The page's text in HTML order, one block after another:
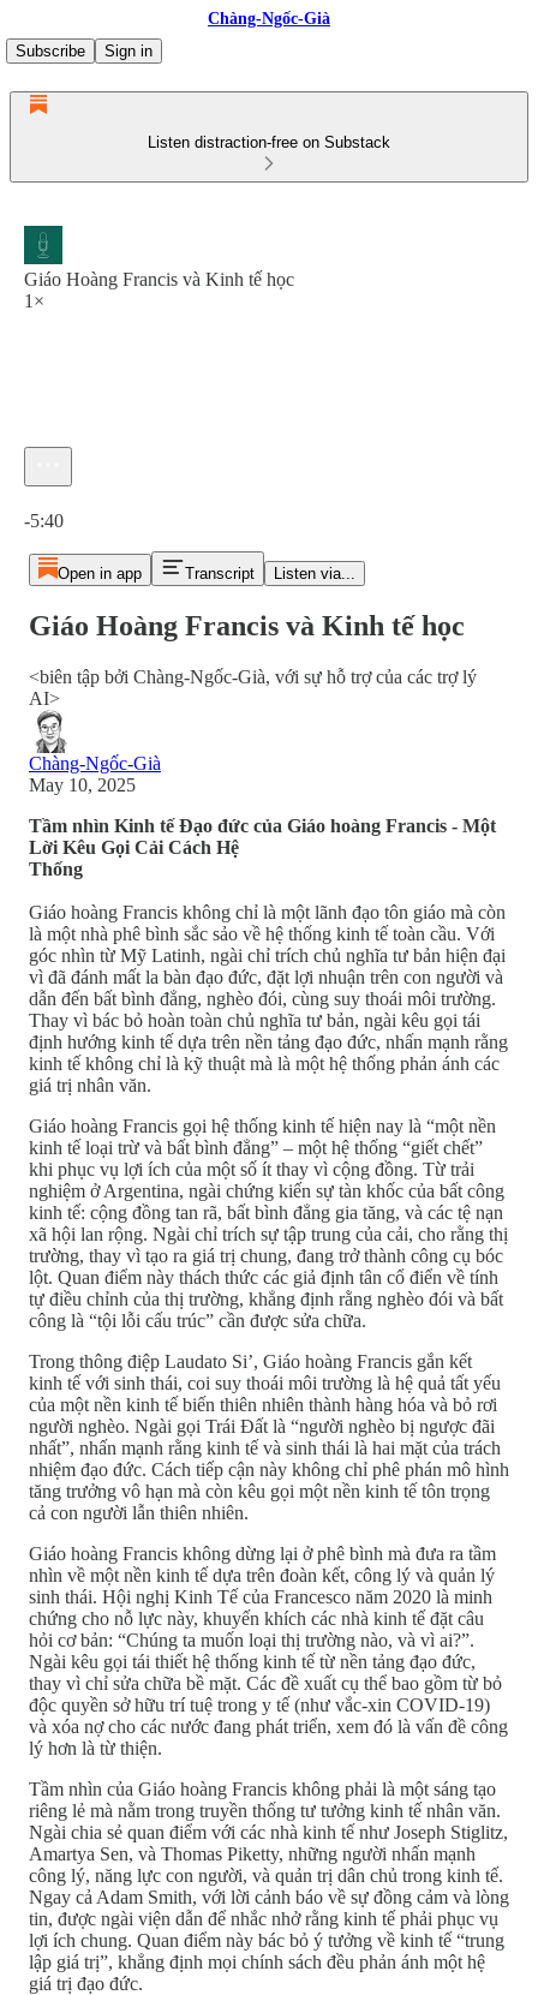
Chàng-Ngốc-Già
Subscribe
Sign in
Listen distraction-free on Substack
Giáo Hoàng Francis và Kinh tế học
1×
-5:40
Open in app Transcript Listen via...
Giáo Hoàng Francis và Kinh tế học
<biên tập bởi Chàng-Ngốc-Già, với sự hỗ trợ của các trợ lý
AI>
Chàng-Ngốc-Già
May 10, 2025
Tầm nhìn Kinh tế Đạo đức của Giáo hoàng Francis - Một
Lời Kêu Gọi Cải Cách Hệ
Thống
Giáo hoàng Francis không chỉ là một lãnh đạo tôn giáo mà còn
là một nhà phê bình sắc sảo về hệ thống kinh tế toàn cầu. Với
góc nhìn từ Mỹ Latinh, ngài chỉ trích chủ nghĩa tư bản hiện đại
vì đã đánh mất la bàn đạo đức, đặt lợi nhuận trên con người và
dẫn đến bất bình đẳng, nghèo đói, cùng suy thoái môi trường.
Thay vì bác bỏ hoàn toàn chủ nghĩa tư bản, ngài kêu gọi tái
định hướng kinh tế dựa trên nền tảng đạo đức, nhấn mạnh rằng
kinh tế không chỉ là kỹ thuật mà là một hệ thống phản ánh các
giá trị nhân văn.
Giáo hoàng Francis gọi hệ thống kinh tế hiện nay là “một nền
kinh tế loại trừ và bất bình đẳng” – một hệ thống “giết chết”
khi phục vụ lợi ích của một số ít thay vì cộng đồng. Từ trải
nghiệm ở Argentina, ngài chứng kiến sự tàn khốc của bất công
kinh tế: cộng đồng tan rã, bất bình đẳng gia tăng, và các tệ nạn
xã hội lan rộng. Ngài chỉ trích sự tập trung của cải, cho rằng thị
trường, thay vì tạo ra giá trị chung, đang trở thành công cụ bóc
lột. Quan điểm này thách thức các giả định tân cổ điển về tính
tự điều chỉnh của thị trường, khẳng định rằng nghèo đói và bất
công là “tội lỗi cấu trúc” cần được sửa chữa.
Trong thông điệp Laudato Si’, Giáo hoàng Francis gắn kết
kinh tế với sinh thái, coi suy thoái môi trường là hệ quả tất yếu
của một nền kinh tế biến thiên nhiên thành hàng hóa và bỏ rơi
người nghèo. Ngài gọi Trái Đất là “người nghèo bị ngược đãi
nhất”, nhấn mạnh rằng kinh tế và sinh thái là hai mặt của trách
nhiệm đạo đức. Cách tiếp cận này không chỉ phê phán mô hình
tăng trưởng vô hạn mà còn kêu gọi một nền kinh tế tôn trọng
cả con người lẫn thiên nhiên.
Giáo hoàng Francis không dừng lại ở phê bình mà đưa ra tầm
nhìn về một nền kinh tế dựa trên đoàn kết, công lý và quản lý
sinh thái. Hội nghị Kinh Tế của Francesco năm 2020 là minh
chứng cho nỗ lực này, khuyến khích các nhà kinh tế đặt câu
hỏi cơ bản: “Chúng ta muốn loại thị trường nào, và vì ai?”.
Ngài kêu gọi tái thiết hệ thống kinh tế từ nền tảng đạo đức,
thay vì chỉ sửa chữa bề mặt. Các đề xuất cụ thể bao gồm từ bỏ
độc quyền sở hữu trí tuệ trong y tế (như vắc-xin COVID-19)
và xóa nợ cho các nước đang phát triển, xem đó là vấn đề công
lý hơn là từ thiện.
Tầm nhìn của Giáo hoàng Francis không phải là một sáng tạo
riêng lẻ mà nằm trong truyền thống tư tưởng kinh tế nhân văn.
Ngài chia sẻ quan điểm với các nhà kinh tế như Joseph Stiglitz,
Amartya Sen, và Thomas Piketty, những người nhấn mạnh
công lý, năng lực con người, và quản trị dân chủ trong kinh tế.
Ngay cả Adam Smith, với lời cảnh báo về sự đồng cảm và lòng
tin, được ngài viện dẫn để nhắc nhở rằng kinh tế phải phục vụ
lợi ích chung. Quan điểm này bác bỏ ý tưởng về kinh tế “trung
lập giá trị”, khẳng định mọi chính sách đều phản ánh một hệ
giá trị đạo đức.